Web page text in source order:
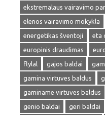
ekstremalaus vairavimo
elenos vairavimo mokykla
energetikas šventoji
eta
europinis draudimas
flylal
gajos baldai
gamina virtuves baldus
gaminame virtuves baldus
genio baldai
geri baldai